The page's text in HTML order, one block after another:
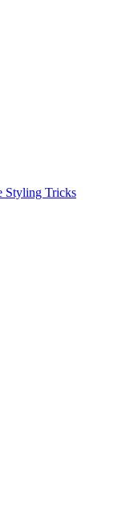
Styling Tricks